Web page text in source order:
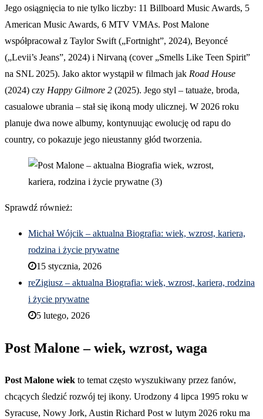
Jego osiągnięcia to nie tylko liczby: 11 Billboard Music Awards, 5
American Music Awards, 6 MTV VMAs. Post Malone
współpracował z Taylor Swift („Fortnight”, 2024), Beyoncé
(„Levii’s Jeans”, 2024) i Nirvaną (cover „Smells Like Teen Spirit”
na SNL 2025). Jako aktor wystąpił w filmach jak Road House
(2024) czy Happy Gilmore 2 (2025). Jego styl – tatuaże, broda,
casualowe ubrania – stał się ikoną mody ulicznej. W 2026 roku
planuje dwa nowe albumy, kontynuując ewolucję od rapu do
country, co pokazuje jego nieustanny głód tworzenia.
Sprawdź również:
Michał Wójcik – aktualna Biografia: wiek, wzrost, kariera,
rodzina i życie prywatne
15 stycznia, 2026
reZigiusz – aktualna Biografia: wiek, wzrost, kariera, rodzina
i życie prywatne
5 lutego, 2026
Post Malone – wiek, wzrost, waga
Post Malone wiek to temat często wyszukiwany przez fanów,
chcących śledzić rozwój tej ikony. Urodzony 4 lipca 1995 roku w
Syracuse, Nowy Jork, Austin Richard Post w lutym 2026 roku ma